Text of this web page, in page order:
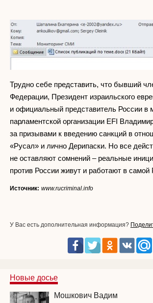
Трудно себе представить, что бывший
Федерации, Президент израильского
и официальный представитель России в
парламентской организации EFI
за призывами к введению санкций в
«Русал» и лично Дерипаски. Но все
не оставляют сомнений – реальные
против России живут и работают в самой
Источник: www.rucriminal.info
У Вас есть дополнительная информация?
Новые досье
Мошкович Вадим